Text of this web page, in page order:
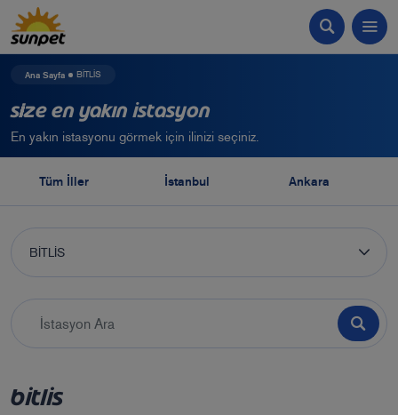
Ana Sayfa BİTLİS
Size En Yakın İstasyon
En yakın istasyonu görmek için ilinizi seçiniz.
Tüm İller İstanbul Ankara
BİTLİS
BİTLİS